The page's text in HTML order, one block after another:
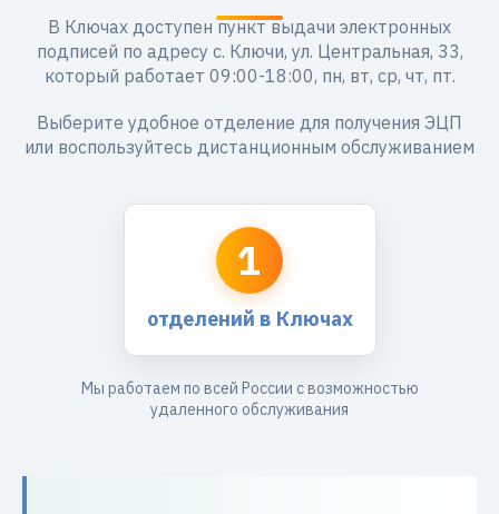
В Ключах доступен пункт выдачи электронных
подписей по адресу с. Ключи, ул. Центральная, 33,
который работает 09:00-18:00, пн, вт, ср, чт, пт.
Выберите удобное отделение для получения ЭЦП
или воспользуйтесь дистанционным обслуживанием
1
отделений в Ключах
Мы работаем по всей России с возможностью
удаленного обслуживания